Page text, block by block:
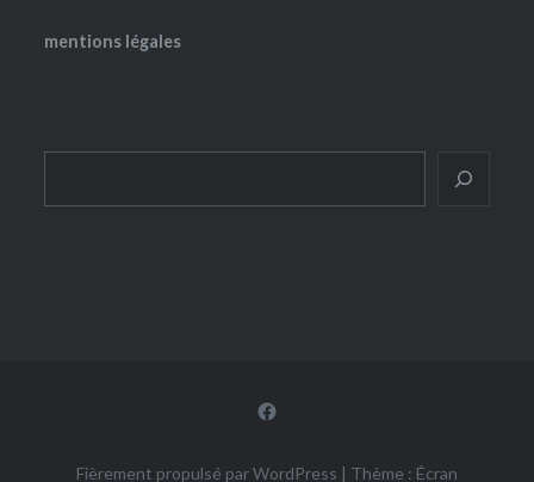
mentions légales
Facebook
Fièrement propulsé par WordPress | Thème : Écran